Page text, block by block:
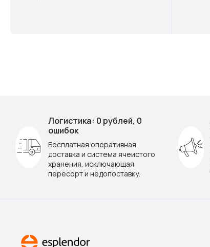
Логистика: 0 рублей, 0
ошибок
Бесплатная оперативная
доставка и система ячеистого
хранения, исключающая
пересорт и недопоставку.